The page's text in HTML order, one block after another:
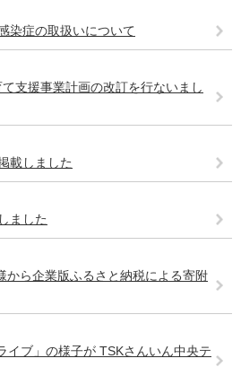
染症の取扱いについて
支援事業計画の改訂を行ないまし
載しました
ました
から企業版ふるさと納税による寄附
イブ」の様子が TSKさんいん中央テ